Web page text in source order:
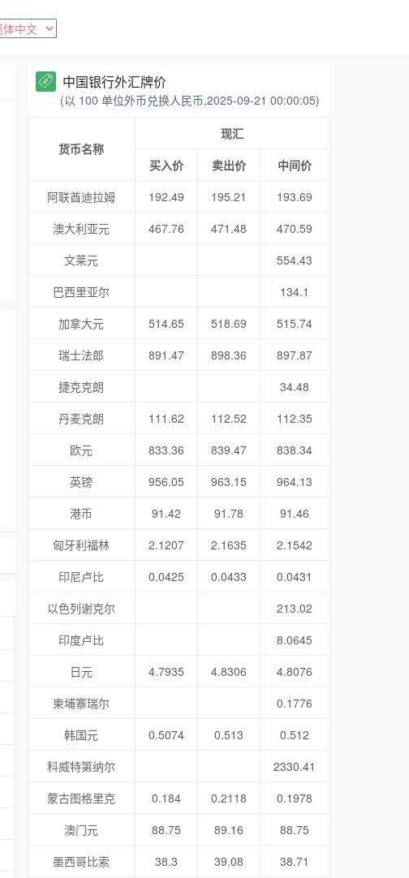
中国银行外汇牌价
(以 100 单位外币兑换人民币,2025-09-21 00:00:05)
货币名称
现汇
买入价
卖出价
中间价
阿联酋迪拉姆
192.49 195.21
193.69
澳大利亚元
467.76 471.48
470.59
文莱元
554.43
巴西里亚尔
134.1
加拿大元
514.65 518.69
515.74
瑞士法郎
891.47 898.36
897.87
捷克克朗
34.48
丹麦克朗
111.62 112.52
112.35
欧元
833.36 839.47
838.34
英镑
956.05 963.15
964.13
港币
91.42 91.78
91.46
匈牙利福林
2.1207 2.1635
2.1542
印尼卢比
0.0425 0.0433
0.0431
以色列谢克尔
213.02
印度卢比
8.0645
日元
4.7935 4.8306
4.8076
柬埔寨瑞尔
0.1776
韩国元
0.5074 0.513
0.512
科威特第纳尔
2330.41
蒙古图格里克
0.184 0.2118
0.1978
澳门元
88.75 89.16
88.75
墨西哥比索
38.3 39.08
38.71